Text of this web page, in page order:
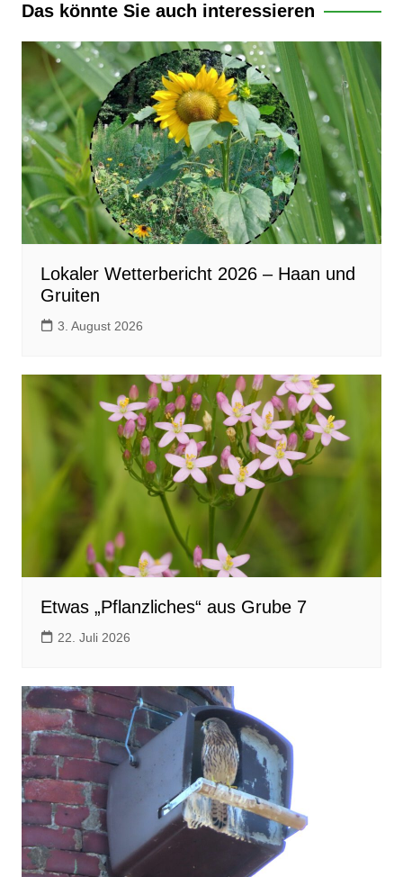
Das könnte Sie auch interessieren
Lokaler Wetterbericht 2026 – Haan und
Gruiten
3. August 2026
Etwas „Pflanzliches“ aus Grube 7
22. Juli 2026